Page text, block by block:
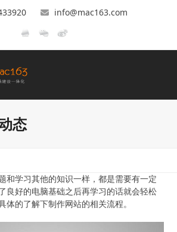
info@mac163.com
态
和学习其他的知识一样，都是需要有一定
良好的电脑基础之后再学习的话就会轻松
体的了解下制作网站的相关流程。